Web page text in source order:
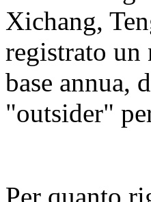
Xichang,
registrato
base annua,
"outsider"
Per quanto